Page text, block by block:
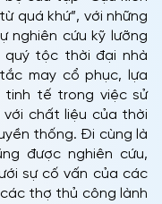
quá khứ”, với những
nghiên cứu kỹ lưỡng
tộc thời đại nhà
may cổ phục, lựa
tinh tế trong việc sử
chất liệu của thời
thống. Đi cùng là
được nghiên cứu,
sự cố vấn của các
thợ thủ công lành